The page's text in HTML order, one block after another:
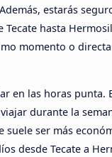
estarás
Tecate hasta
momento o
en las horas punta.
durante la
suele ser más
desde Tecate a